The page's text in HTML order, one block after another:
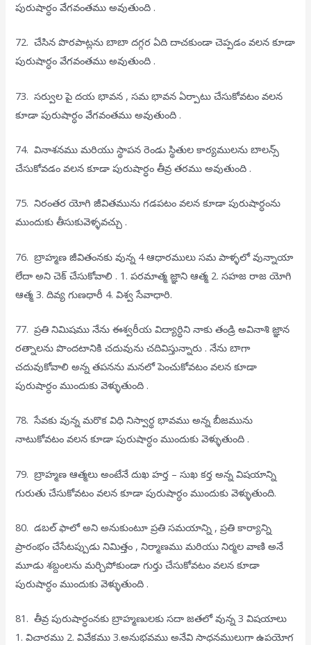
పురుషార్ధం వేగవంతము అవుతుంది .
72. చేసిన పొరపాట్లను బాబా దగ్గర ఏది దాచకుండా చెప్పడం వలన కూడా
పురుషార్ధం వేగవంతము అవుతుంది .
73. సర్వుల పై దయ భావన , సమ భావన ఏర్పాటు చేసుకోవటం వలన
కూడా పురుషార్ధం వేగవంతము అవుతుంది .
74. వినాశనము మరియు స్థాపన రెండు స్థితుల కార్యములను బాలన్స్
చేసుకోవడం వలన కూడా పురుషార్ధం తీవ్ర తరము అవుతుంది .
75. నిరంతర యోగి జీవితమును గడపటం వలన కూడా పురుషార్ధంను
ముందుకు తీసుకువెళ్ళవచ్చు .
76. బ్రాహ్మణ జీవితంనకు వున్న 4 ఆధారములు సమ పాళ్ళలో వున్నాయా
లేదా అని చెక్ చేసుకోవాలి . 1. పరమాత్మ జ్ఞాని ఆత్మ 2. సహజ రాజ యోగి
ఆత్మ 3. దివ్య గుణధారీ 4. విశ్వ సేవాధారి.
77. ప్రతి నిమిషము నేను ఈశ్వరీయ విద్యార్ధిని నాకు తండ్రి అవినాశి జ్ఞాన
రత్నాలను పొందటానికి చదువును చదివిస్తున్నారు . నేను బాగా
చదువుకోవాలి అన్న తపనను మనలో పెంచుకోవటం వలన కూడా
పురుషార్ధం ముందుకు వెళ్ళుతుంది .
78. సేవకు వున్న మరొక విధి నిస్వార్థ భావము అన్న బీజమును
నాటుకోవటం వలన కూడా పురుషార్ధం ముందుకు వెళ్ళుతుంది .
79. బ్రాహ్మణ ఆత్మలు అంటేనే దుఖ హర్త – సుఖ కర్త అన్న విషయాన్ని
గురుతు చేసుకోవటం వలన కూడా పురుషార్ధం ముందుకు వెళ్ళుతుంది.
80. డబల్ ఫాలో అని అనుకుంటూ ప్రతి సమయాన్ని , ప్రతి కార్యాన్ని
ప్రారంభం చేసేటప్పుడు నిమిత్తం , నిర్మాణము మరియు నిర్మల వాణి అనే
మూడు శబ్దంలను మర్చిపోకుండా గుర్తు చేసుకోవటం వలన కూడా
పురుషార్ధం ముందుకు వెళ్ళుతుంది .
81. తీవ్ర పురుషార్ధంనకు బ్రాహ్మణులకు సదా జతలో వున్న 3 విషయాలు
1. విచారము 2. వివేకము 3.అనుభవము అనేవి సాధనములుగా ఉపయోగ